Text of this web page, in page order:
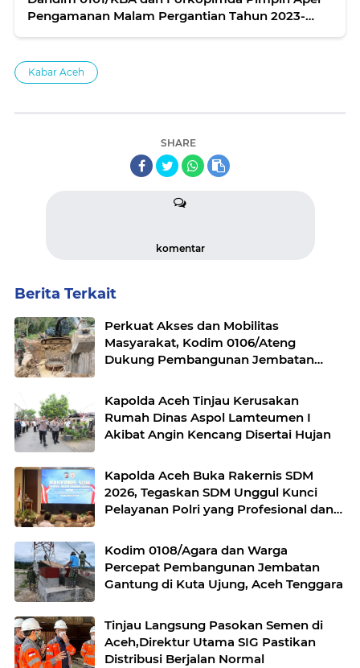
Pengamanan Malam Pergantian Tahun 2023-
Kabar Aceh
SHARE
komentar
Berita Terkait
Perkuat Akses dan Mobilitas
Masyarakat, Kodim 0106/Ateng
Dukung Pembangunan Jembatan
Kapolda Aceh Tinjau Kerusakan
Rumah Dinas Aspol Lamteumen I
Akibat Angin Kencang Disertai Hujan
Kapolda Aceh Buka Rakernis SDM
2026, Tegaskan SDM Unggul Kunci
Pelayanan Polri yang Profesional dan
Kodim 0108/Agara dan Warga
Percepat Pembangunan Jembatan
Gantung di Kuta Ujung, Aceh Tenggara
Tinjau Langsung Pasokan Semen di
Aceh,Direktur Utama SIG Pastikan
Distribusi Berjalan Normal